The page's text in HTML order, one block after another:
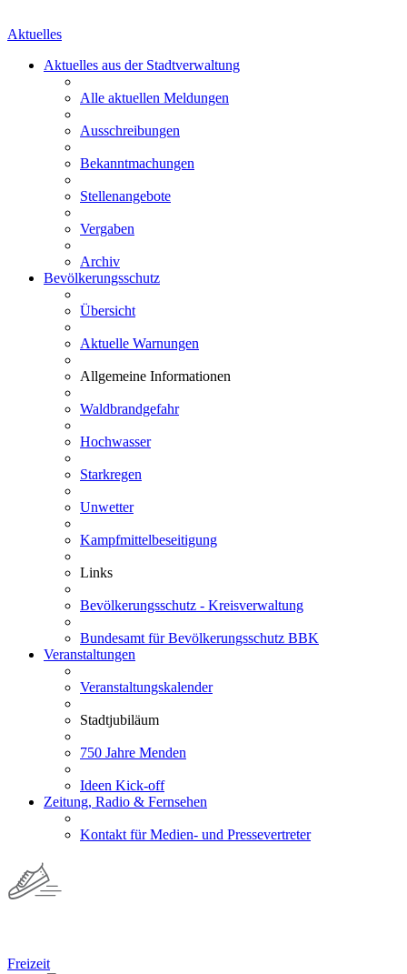
Aktuelles
Aktuelles aus der Stadtverwaltung
Alle aktuellen Meldungen
Ausschreibungen
Bekanntmachungen
Stellenangebote
Vergaben
Archiv
Bevölkerungsschutz
Übersicht
Aktuelle Warnungen
Allgemeine Informationen
Waldbrandgefahr
Hochwasser
Starkregen
Unwetter
Kampfmittelbeseitigung
Links
Bevölkerungsschutz - Kreisverwaltung
Bundesamt für Bevölkerungsschutz BBK
Veranstaltungen
Veranstaltungskalender
Stadtjubiläum
750 Jahre Menden
Ideen Kick-off
Zeitung, Radio & Fernsehen
Kontakt für Medien- und Pressevertreter
Freizeit